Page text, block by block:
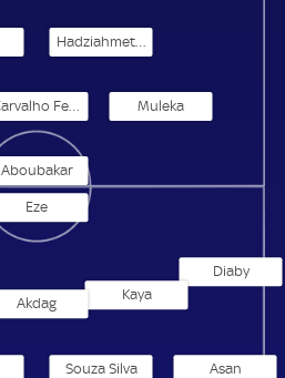
Hadziahmetovic
Carvalho Fernandes Muleka
Aboubakar
Asan
Souza Silva
Diaby
Kaya
Akdag
Eze